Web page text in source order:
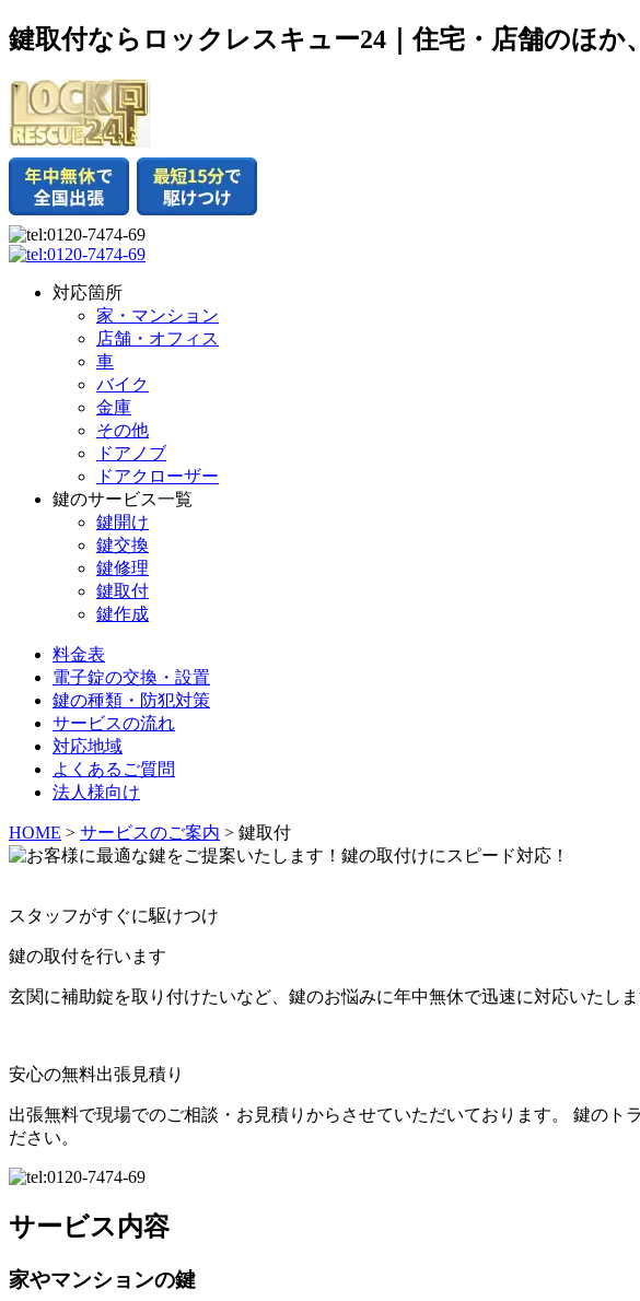
鍵取付ならロックレスキュー24｜住宅・店舗のほか
対応箇所
家・マンション
店舗・オフィス
車
バイク
金庫
その他
ドアノブ
ドアクローザー
鍵のサービス一覧
鍵開け
鍵交換
鍵修理
鍵取付
鍵作成
料金表
電子錠の交換・設置
鍵の種類・防犯対策
サービスの流れ
対応地域
よくあるご質問
法人様向け
HOME > サービスのご案内 > 鍵取付
スタッフがすぐに駆けつけ
鍵の取付を行います
玄関に補助錠を取り付けたいなど、鍵のお悩みに年中無休で迅速に対応いたしま
安心の無料出張見積り
出張無料で現場でのご相談・お見積りからさせていただいております。 鍵の
ださい。
サービス内容
家やマンションの鍵